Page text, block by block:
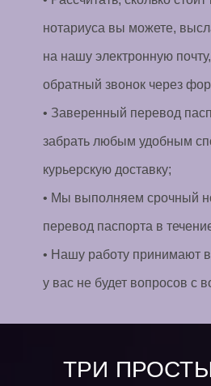
нотариуса вы можете,
на нашу электронную
обратный звонок через
• Заверенный перевод
забрать любым удобным
курьерскую доставку;
• Мы выполняем срочный
перевод паспорта в
• Нашу работу принимают
у вас не будет вопросов с
ТРИ